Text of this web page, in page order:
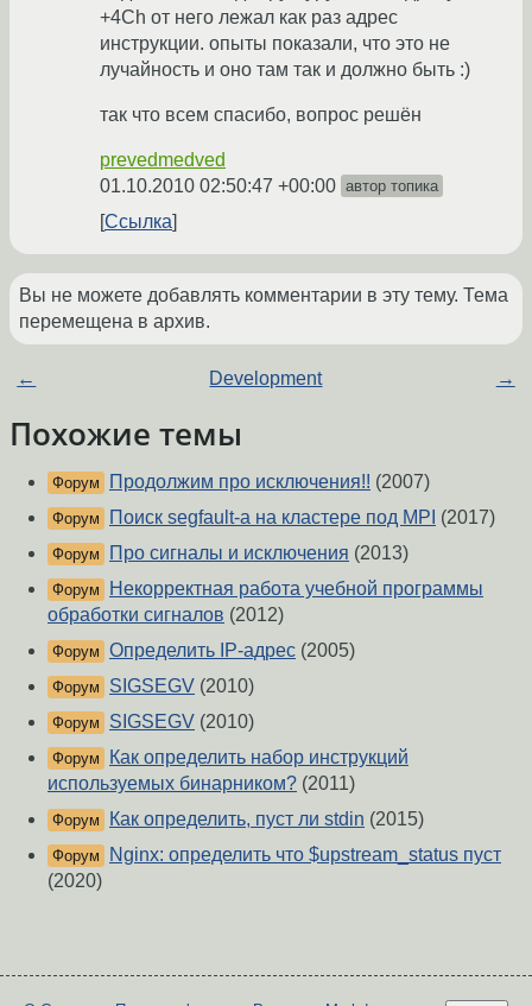
+4Ch от него лежал как раз адрес
инструкции. опыты показали, что это не
лучайность и оно там так и должно быть :)
так что всем спасибо, вопрос решён
prevedmedved
01.10.2010 02:50:47 +00:00 автор топика
Ссылка
Вы не можете добавлять комментарии в эту тему. Тема
перемещена в архив.
← Development →
Похожие темы
Форум Продолжим про исключения!! (2007)
Форум Поиск segfault-а на кластере под MPI (2017)
Форум Про сигналы и исключения (2013)
Форум
Некорректная работа учебной программы
обработки сигналов (2012)
Форум Определить IP-адрес (2005)
Форум SIGSEGV (2010)
Форум SIGSEGV (2010)
Форум
Как определить набор инструкций
используемых бинарником? (2011)
Форум Как определить, пуст ли stdin (2015)
Форум
Nginx: определить что $upstream_status пуст
(2020)